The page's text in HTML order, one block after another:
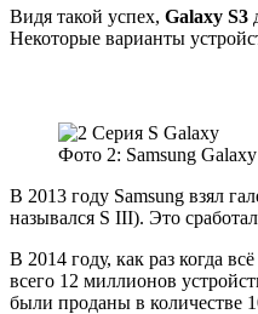
Видя такой успех, Galaxy S3
Некоторые варианты
Фото 2: Samsung
В 2013 году Samsung взял
назывался S III). Это
В 2014 году, как раз когда
всего 12 миллионов
были проданы в количестве